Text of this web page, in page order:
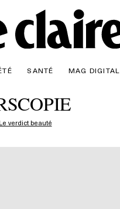
SANTÉ MAG DIGITAL
verdict beauté